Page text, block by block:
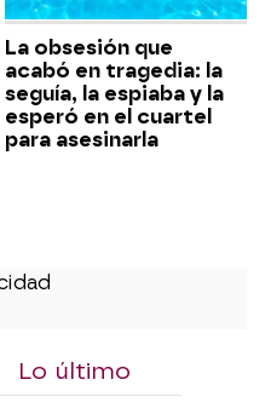
La obsesión que
acabó en tragedia: la
seguía, la espiaba y la
esperó en el cuartel
para asesinarla
Lo último